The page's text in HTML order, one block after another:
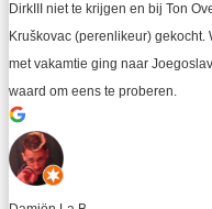
DirkIII niet te krijgen en bij Ton
Kruškovac (perenlikeur)
met vakamtie ging naar
waard om eens te proberen.